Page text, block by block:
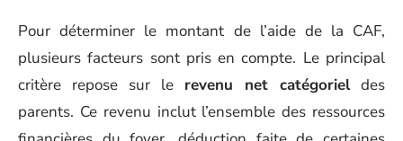
Pour déterminer le montant de l’aide de la CAF,
plusieurs facteurs sont pris en compte. Le principal
critère repose sur le revenu net catégorieldes
parents. Ce revenu inclut l’ensemble des ressources